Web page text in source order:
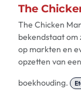
The
The Chicken
bekendstaat om
op markten en
opzetten van
boekhouding.